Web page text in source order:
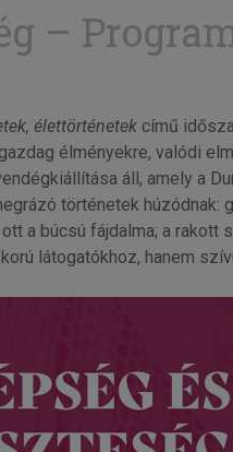
–
élettörténetekcímű
élményekre, valódi
áll, amely a
történetek
a búcsú fájdalma; a
látogatókhoz, hanem